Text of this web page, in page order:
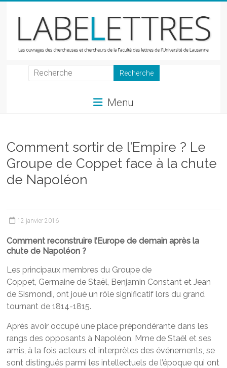
LabeLettres
et
chercheurs
de
la
lettres
Menu
Comment sortir de l’Empire ? Le
Groupe de Coppet face à la chute
de Napoléon
12 janvier 2016
Comment reconstruire l’Europe de demain après la
chute de Napoléon ?
Les principaux membres du Groupe de
Coppet, Germaine de Staël, Benjamin Constant et Jean
de Sismondi, ont joué un rôle significatif lors du grand
tournant de 1814-1815.
Après avoir occupé une place prépondérante dans les
rangs des opposants à Napoléon, Mme de Staël et ses
amis, à la fois acteurs et interprètes des événements, se
sont distingués parmi les intellectuels de l’époque qui ont